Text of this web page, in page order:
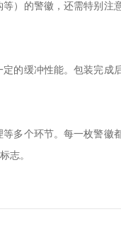
）的警徽，还需特别
的缓冲性能。包装完
多个环节。每一枚警
志。